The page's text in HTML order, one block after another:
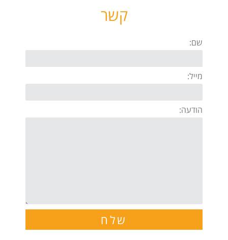
קשר
שם:
מייל:
הודעה:
שלח